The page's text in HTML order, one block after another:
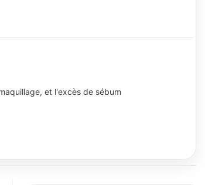
et l'excès de sébum